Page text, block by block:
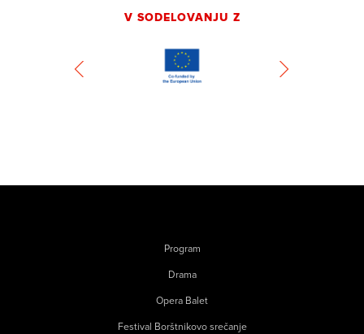
V SODELOVANJU Z
Program
Drama
Opera Balet
Festival Borštnikovo srečanje